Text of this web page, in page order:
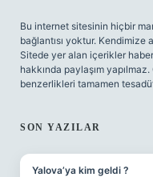
Bu internet sitesinin hiçbir
bağlantısı yoktur. Kendimize
Sitede yer alan içerikler
hakkında paylaşım
benzerlikleri tamamen
SON YAZILAR
Yalova’ya kim geldi ?